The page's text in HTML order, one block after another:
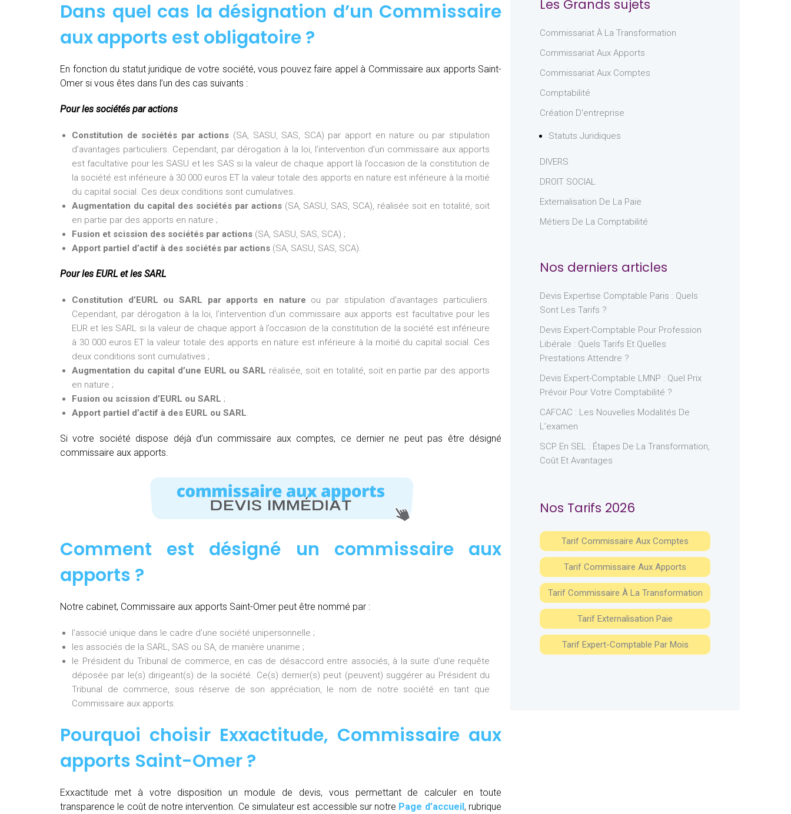
Dans quel cas la désignation d’un Commissaire
aux apports est obligatoire ?
En fonction du statut juridique de votre société, vous pouvez faire appel à Commissaire aux apports Saint-
Omer si vous êtes dans l’un des cas suivants :
Pour les sociétés par actions
Constitution de sociétés par actions (SA, SASU, SAS, SCA) par apport en nature ou par stipulation
d’avantages particuliers. Cependant, par dérogation à la loi, l’intervention d’un commissaire aux apports
est facultative pour les SASU et les SAS si la valeur de chaque apport là l’occasion de la constitution de
la société est inférieure à 30 000 euros ET la valeur totale des apports en nature est inférieure à la moitié
du capital social. Ces deux conditions sont cumulatives.
Augmentation du capital des sociétés par actions(SA, SASU, SAS, SCA), réalisée soit en totalité, soit
en partie par des apports en nature ;
Fusion et scission des sociétés par actions (SA, SASU, SAS, SCA) ;
Apport partiel d’actif à des sociétés par actions (SA, SASU, SAS, SCA).
Pour les EURL et les SARL
Constitution d’EURL ou SARL par apports en nature ou par stipulation d’avantages particuliers.
Cependant, par dérogation à la loi, l’intervention d’un commissaire aux apports est facultative pour les
EUR et les SARL si la valeur de chaque apport à l’occasion de la constitution de la société est inférieure
à 30 000 euros ET la valeur totale des apports en nature est inférieure à la moitié du capital social. Ces
deux conditions sont cumulatives ;
Augmentation du capital d’une EURL ou SARL réalisée, soit en totalité, soit en partie par des apports
en nature ;
Fusion ou scission d’EURL ou SARL ;
Apport partiel d’actif à des EURL ou SARL.
Si votre société dispose déjà d’un commissaire aux comptes, ce dernier ne peut pas être désigné
commissaire aux apports.
Comment est désigné un commissaire aux
apports ?
Notre cabinet, Commissaire aux apports Saint-Omer peut être nommé par :
l’associé unique dans le cadre d’une société unipersonnelle ;
les associés de la SARL, SAS ou SA, de manière unanime ;
le Président du Tribunal de commerce, en cas de désaccord entre associés, à la suite d’une requête
déposée par le(s) dirigeant(s) de la société. Ce(s) dernier(s) peut (peuvent) suggérer au Président du
Tribunal de commerce, sous réserve de son appréciation, le nom de notre société en tant que
Commissaire aux apports.
Pourquoi choisir Exxactitude, Commissaire aux
apports Saint-Omer?
Exxactitude met à votre disposition un module de devis, vous permettant de calculer en toute
transparence le coût de notre intervention. Ce simulateur est accessible sur notre Page d’accueil, rubrique
Les Grands sujets
Commissariat À La Transformation
Commissariat Aux Apports
Commissariat Aux Comptes
Comptabilité
Création D'entreprise
Statuts Juridiques
DIVERS
DROIT SOCIAL
Externalisation De La Paie
Métiers De La Comptabilité
Nos derniers articles
Devis Expertise Comptable Paris : Quels
Sont Les Tarifs ?
Devis Expert-Comptable Pour Profession
Libérale : Quels Tarifs Et Quelles
Prestations Attendre ?
Devis Expert-Comptable LMNP : Quel Prix
Prévoir Pour Votre Comptabilité ?
CAFCAC : Les Nouvelles Modalités De
L’examen
SCP En SEL : Étapes De La Transformation,
Coût Et Avantages
Nos Tarifs 2026
Tarif Commissaire Aux Comptes
Tarif Commissaire Aux Apports
Tarif Commissaire À La Transformation
Tarif Externalisation Paie
Tarif Expert-Comptable Par Mois